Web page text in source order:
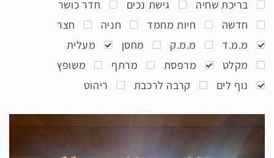
בריכת שחיה גישת נכים
חדר כושר
חדשה
חיות מחמד חניה
חצר
מ.מ.ד
מ.מ.ק מחסן
מעלית
מקלט
מרפסת מרתף
משופץ
נוף לים
קרבה לרכבת ריהוט